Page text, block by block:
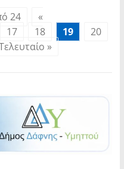
24
«
17 18 19
20
»